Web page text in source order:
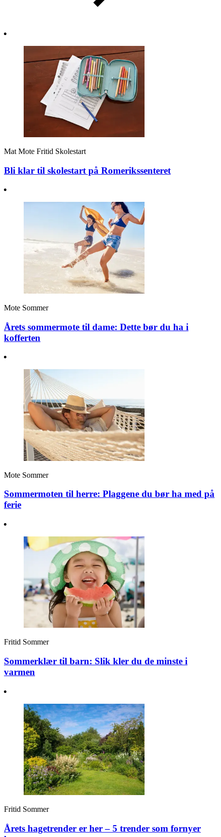
Mat Mote Fritid Skolestart
Bli klar til skolestart på Romerikssenteret
Mote Sommer
Årets sommermote til dame: Dette bør du ha i
kofferten
Mote Sommer
Sommermoten til herre: Plaggene du bør ha med på
ferie
Fritid Sommer
Sommerklær til barn: Slik kler du de minste i
varmen
Fritid Sommer
Årets hagetrender er her – 5 trender som fornyer